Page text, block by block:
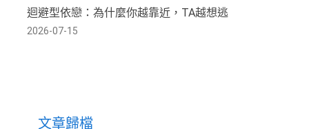
迴避型依戀：為什麼你越靠近，TA越想逃
2026-07-15
文章歸檔